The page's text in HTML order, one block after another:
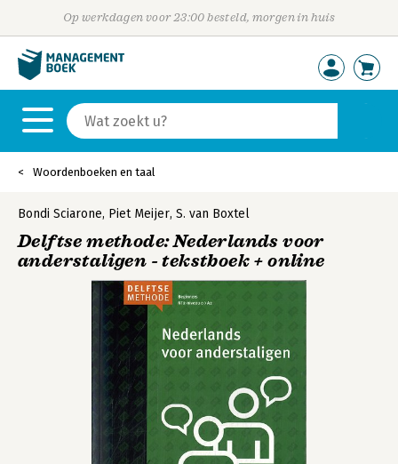
Op werkdagen voor 23:00 besteld, morgen in huis
Woordenboeken en taal
Bondi Sciarone, Piet Meijer, S. van Boxtel
Delftse methode: Nederlands voor
anderstaligen - tekstboek + online